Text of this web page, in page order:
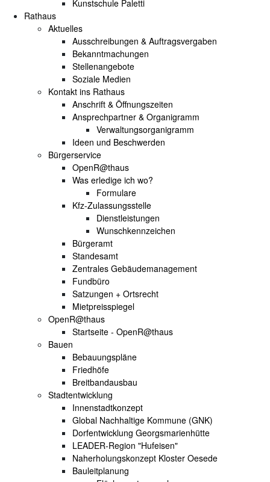
Kunstschule Paletti
Rathaus
Aktuelles
Ausschreibungen & Auftragsvergaben
Bekanntmachungen
Stellenangebote
Soziale Medien
Kontakt ins Rathaus
Anschrift & Öffnungszeiten
Ansprechpartner & Organigramm
Verwaltungsorganigramm
Ideen und Beschwerden
Bürgerservice
OpenR@thaus
Was erledige ich wo?
Formulare
Kfz-Zulassungsstelle
Dienstleistungen
Wunschkennzeichen
Bürgeramt
Standesamt
Zentrales Gebäudemanagement
Fundbüro
Satzungen + Ortsrecht
Mietpreisspiegel
OpenR@thaus
Startseite - OpenR@thaus
Bauen
Bebauungspläne
Friedhöfe
Breitbandausbau
Stadtentwicklung
Innenstadtkonzept
Global Nachhaltige Kommune (GNK)
Dorfentwicklung Georgsmarienhütte
LEADER-Region "Hufeisen"
Naherholungskonzept Kloster Oesede
Bauleitplanung